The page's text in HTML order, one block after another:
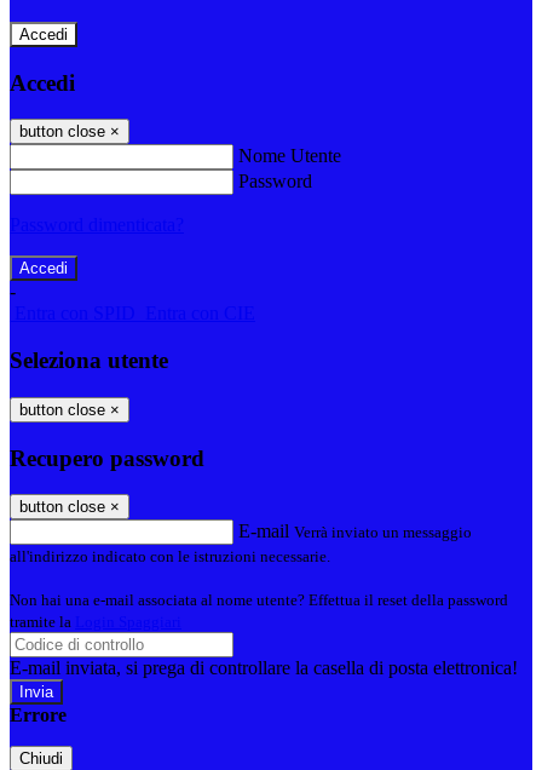
Accedi
Accedi
button close ×
Nome Utente
Password
-
Seleziona utente
button close ×
Recupero password
button close ×
E-mail Verrà inviato un messaggio
all'indirizzo indicato con le istruzioni necessarie.
Non hai una e-mail associata al nome utente? Effettua il reset della password
tramite la
E-mail inviata, si prega di controllare la casella di posta elettronica!
Errore
Chiudi